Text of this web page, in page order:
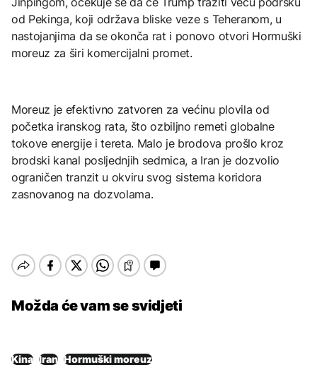
od Pekinga, koji održava bliske veze s Teheranom, u
nastojanjima da se okonča rat i ponovo otvori Hormuški
moreuz za širi komercijalni promet.
Moreuz je efektivno zatvoren za većinu plovila od
početka iranskog rata, što ozbiljno remeti globalne
tokove energije i tereta. Malo je brodova prošlo kroz
brodski kanal posljednjih sedmica, a Iran je dozvolio
ograničen tranzit u okviru svog sistema koridora
zasnovanog na dozvolama.
Možda će vam se svidjeti
Kina Iran Hormuški moreuz